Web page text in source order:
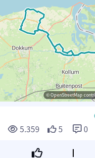
© OpenStreetMap
5.359 5 0